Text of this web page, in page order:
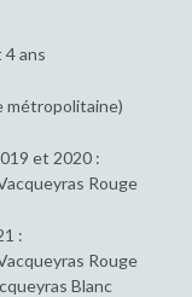
ans
métropolitaine)
et 2020 :
Rouge
:
Rouge
Blanc